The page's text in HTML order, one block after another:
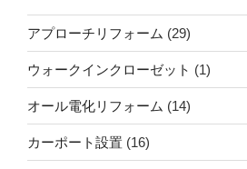
アプローチリフォーム (29)
ウォークインクローゼット (1)
オール電化リフォーム (14)
カーポート設置 (16)